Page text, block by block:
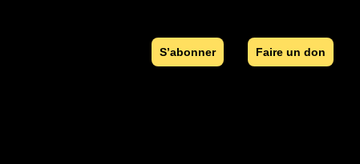
S’abonner Faire un don